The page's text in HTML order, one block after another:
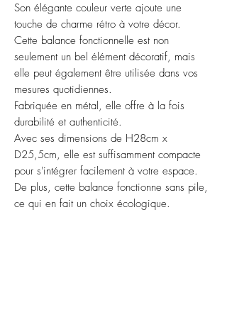
Son élégante couleur verte ajoute une
touche de charme rétro à votre décor.
Cette balance fonctionnelle est non
seulement un bel élément décoratif, mais
elle peut également être utilisée dans vos
mesures quotidiennes.
Fabriquée en métal, elle offre à la fois
durabilité et authenticité.
Avec ses dimensions de H28cm x
D25,5cm, elle est suffisamment compacte
pour s'intégrer facilement à votre espace.
De plus, cette balance fonctionne sans pile,
ce qui en fait un choix écologique.